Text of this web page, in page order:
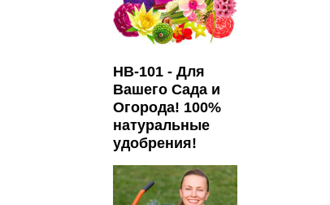
HB-101 - Для
Вашего Сада и
Огорода! 100%
натуральные
удобрения!